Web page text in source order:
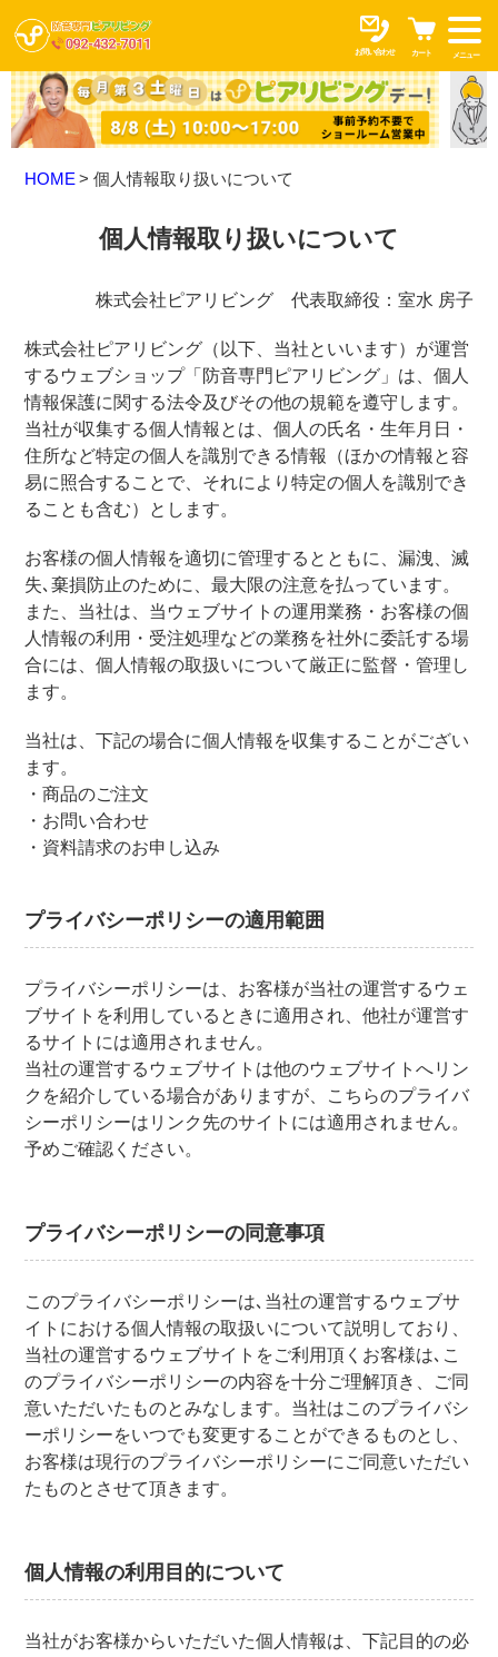
お問い合わせ カート メニュー
HOME 個人情報取り扱いについて
個人情報取り扱いについて
株式会社ピアリビング 代表取締役：室水 房子
株式会社ピアリビング（以下、当社といいます）が運営
するウェブショップ「防音専門ピアリビング」は、個人
情報保護に関する法令及びその他の規範を遵守します。
当社が収集する個人情報とは、個人の氏名・生年月日・
住所など特定の個人を識別できる情報（ほかの情報と容
易に照合することで、それにより特定の個人を識別でき
ることも含む）とします。
お客様の個人情報を適切に管理するとともに、漏洩、滅
失､棄損防止のために、最大限の注意を払っています。
また、当社は、当ウェブサイトの運用業務・お客様の個
人情報の利用・受注処理などの業務を社外に委託する場
合には、個人情報の取扱いについて厳正に監督・管理し
ます。
当社は、下記の場合に個人情報を収集することがござい
ます。
・商品のご注文
・お問い合わせ
・資料請求のお申し込み
プライバシーポリシーの適用範囲
プライバシーポリシーは、お客様が当社の運営するウェ
ブサイトを利用しているときに適用され、他社が運営す
るサイトには適用されません。
当社の運営するウェブサイトは他のウェブサイトへリン
クを紹介している場合がありますが、こちらのプライバ
シーポリシーはリンク先のサイトには適用されません。
予めご確認ください。
プライバシーポリシーの同意事項
このプライバシーポリシーは､当社の運営するウェブサ
イトにおける個人情報の取扱いについて説明しており、
当社の運営するウェブサイトをご利用頂くお客様は､こ
のプライバシーポリシーの内容を十分ご理解頂き、ご同
意いただいたものとみなします。当社はこのプライバシ
ーポリシーをいつでも変更することができるものとし、
お客様は現行のプライバシーポリシーにご同意いただい
たものとさせて頂きます。
個人情報の利用目的について
当社がお客様からいただいた個人情報は、下記目的の必